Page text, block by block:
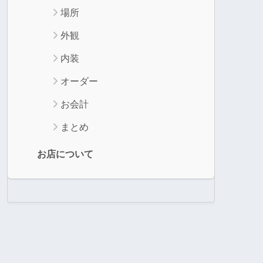
場所
外観
内装
オーダー
お会計
まとめ
お店について